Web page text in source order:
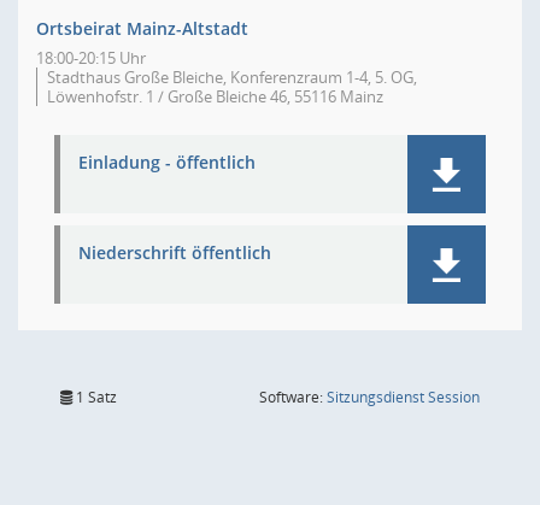
Ortsbeirat Mainz-Altstadt
18:00-20:15 Uhr
Stadthaus Große Bleiche, Konferenzraum 1-4, 5. OG,
Löwenhofstr. 1 / Große Bleiche 46, 55116 Mainz
Einladung - öffentlich
Niederschrift öffentlich
1 Satz Software:SitzungsdienstSession(Wird in